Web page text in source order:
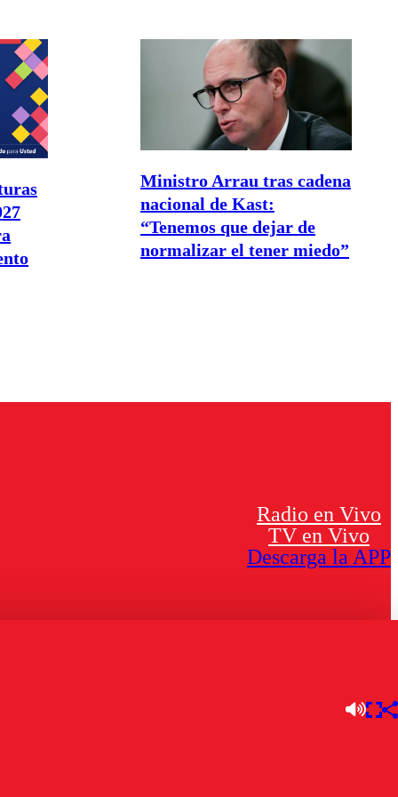
Ministro Arrau tras cadena
nacional de Kast:
“Tenemos que dejar de
normalizar el tener miedo”
Radio en Vivo
TV en Vivo
Descarga la APP